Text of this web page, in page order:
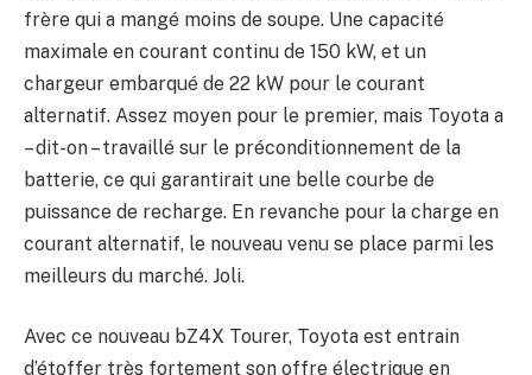
frère qui a mangé moins de soupe. Une capacité
maximale en courant continu de 150 kW, et un
chargeur embarqué de 22 kW pour le courant
alternatif. Assez moyen pour le premier, mais Toyota a
– dit-on – travaillé sur le préconditionnement de la
batterie, ce qui garantirait une belle courbe de
puissance de recharge. En revanche pour la charge en
courant alternatif, le nouveau venu se place parmi les
meilleurs du marché. Joli.
Avec ce nouveau bZ4X Tourer, Toyota est entrain
d’étoffer très fortement son offre électrique en